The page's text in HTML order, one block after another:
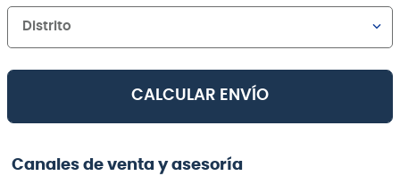
Distrito
CALCULAR ENVÍO
Canales de venta y asesoría